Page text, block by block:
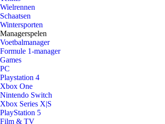
Wielrennen
Schaatsen
Wintersporten
Managerspelen
Voetbalmanager
Formule 1-manager
Games
PC
Playstation 4
Xbox One
Nintendo Switch
Xbox Series X|S
PlayStation 5
Film & TV